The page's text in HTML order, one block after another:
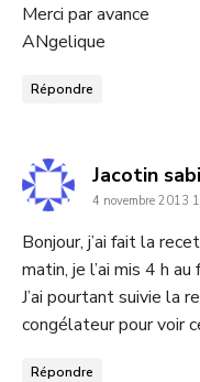
Merci par avance
ANgelique
Répondre
Jacotin
4 novembre 2013
Bonjour, j’ai fait la
matin, je l’ai mis 4 h
J’ai pourtant suivie la
congélateur pour voir
Répondre